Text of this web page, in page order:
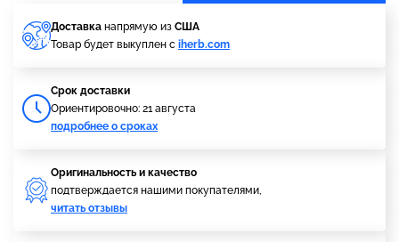
Доставка напрямую из США
Товар будет выкуплен с iherb.com
Cрок доставки
Ориентировочно: 21 августа
подробнее о сроках
Оригинальность и качество
подтверждается нашими покупателями,
читать отзывы